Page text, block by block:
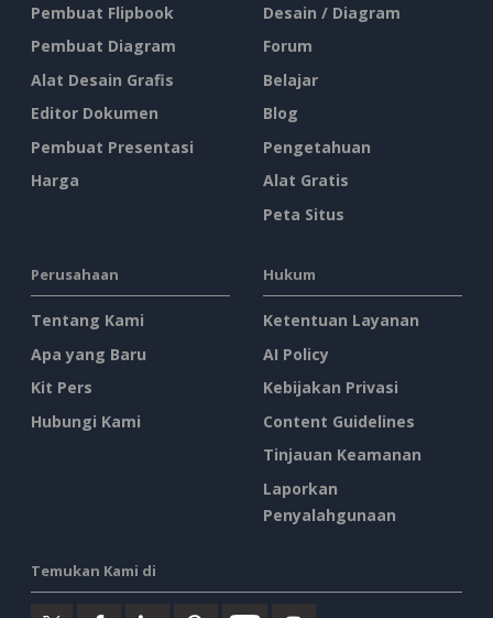
Pembuat Flipbook
Pembuat Diagram
Alat Desain Grafis
Editor Dokumen
Pembuat Presentasi
Harga
Desain / Diagram
Forum
Belajar
Blog
Pengetahuan
Alat Gratis
Peta Situs
Perusahaan
Tentang Kami
Apa yang Baru
Kit Pers
Hubungi Kami
Hukum
Ketentuan Layanan
AI Policy
Kebijakan Privasi
Content Guidelines
Tinjauan Keamanan
Laporkan
Penyalahgunaan
Temukan Kami di